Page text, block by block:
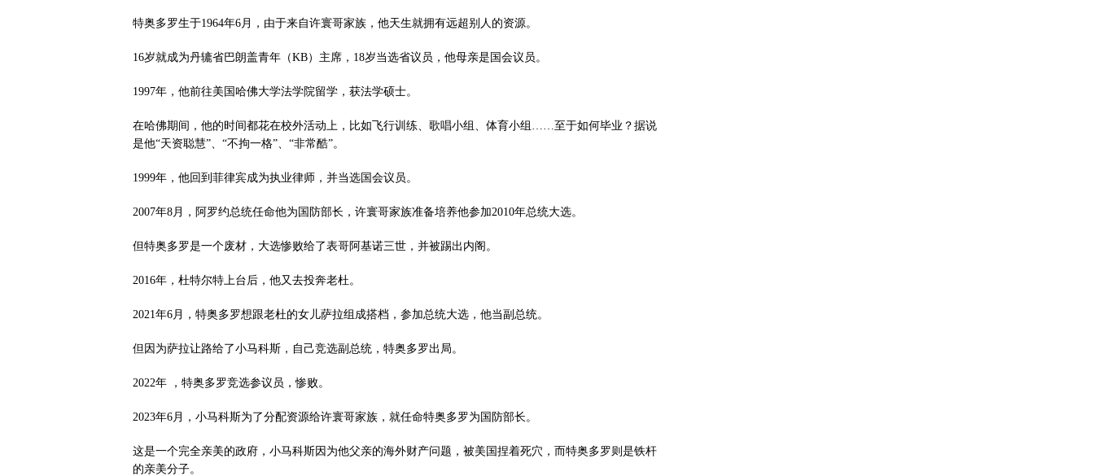
特奥多罗生于1964年6月，由于来自许寰哥家族，他天生就拥有远超别人的资源。
16岁就成为丹辘省巴朗盖青年（KB）主席，18岁当选省议员，他母亲是国会议员。
1997年，他前往美国哈佛大学法学院留学，获法学硕士。
在哈佛期间，他的时间都花在校外活动上，比如飞行训练、歌唱小组、体育小组……至于如何毕业？据说
是他“天资聪慧”、“不拘一格”、“非常酷”。
1999年，他回到菲律宾成为执业律师，并当选国会议员。
2007年8月，阿罗约总统任命他为国防部长，许寰哥家族准备培养他参加2010年总统大选。
但特奥多罗是一个废材，大选惨败给了表哥阿基诺三世，并被踢出内阁。
2016年，杜特尔特上台后，他又去投奔老杜。
2021年6月，特奥多罗想跟老杜的女儿萨拉组成搭档，参加总统大选，他当副总统。
但因为萨拉让路给了小马科斯，自己竞选副总统，特奥多罗出局。
2022年 ，特奥多罗竞选参议员，惨败。
2023年6月，小马科斯为了分配资源给许寰哥家族，就任命特奥多罗为国防部长。
这是一个完全亲美的政府，小马科斯因为他父亲的海外财产问题，被美国捏着死穴，而特奥多罗则是铁杆
的亲美分子。